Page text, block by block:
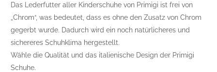
Das Lederfutter aller Kinderschuhe von Primigi ist frei von
„Chrom“, was bedeutet, dass es ohne den Zusatz von Chrom
gegerbt wurde. Dadurch wird ein noch natürlicheres und
sichereres Schuhklima hergestellt.
Wähle die Qualität und das italienische Design der Primigi
Schuhe.